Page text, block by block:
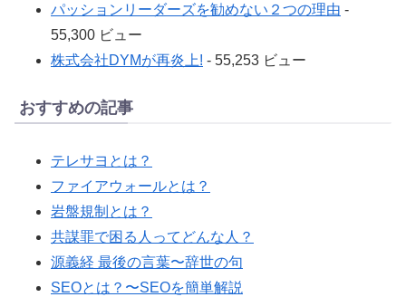
パッションリーダーズを勧めない２つの理由 -
55,300 ビュー
株式会社DYMが再炎上! - 55,253 ビュー
おすすめの記事
テレサヨとは？
ファイアウォールとは？
岩盤規制とは？
共謀罪で困る人ってどんな人？
源義経 最後の言葉〜辞世の句
SEOとは？〜SEOを簡単解説